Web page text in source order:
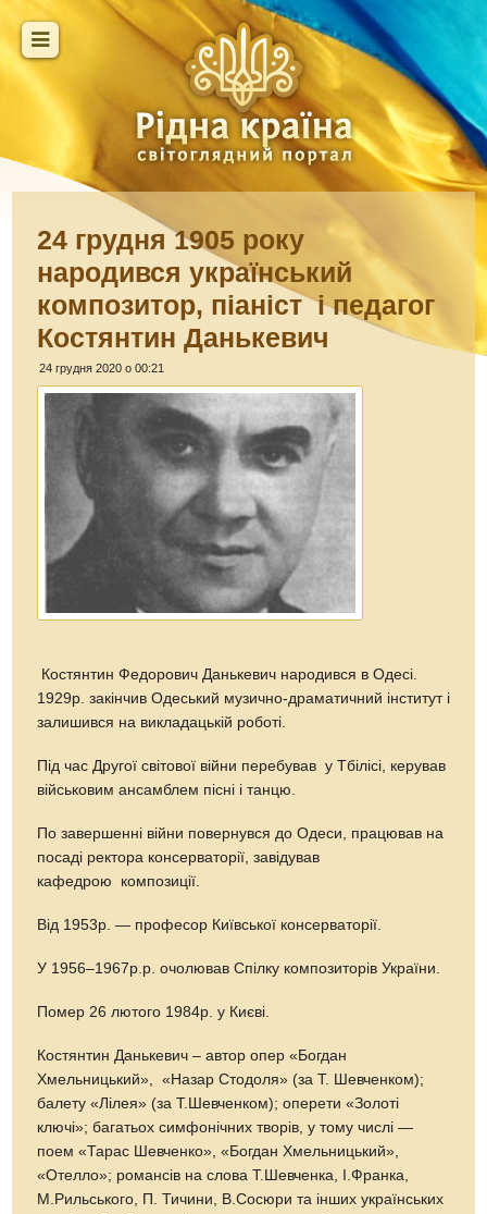
24 грудня 1905 року
народився український
композитор, піаніст і педагог
Костянтин Данькевич
24 грудня 2020 о 00:21
Костянтин Федорович Данькевич народився в Одесі.
1929р. закінчив Одеський музично-драматичний інститут і
залишився на викладацькій роботі.
Під час Другої світової війни перебував у Тбілісі, керував
військовим ансамблем пісні і танцю.
По завершенні війни повернувся до Одеси, працював на
посаді ректора консерваторії, завідував
кафедрою композиції.
Від 1953р. — професор Київської консерваторії.
У 1956–1967р.р. очолював Спілку композиторів України.
Помер 26 лютого 1984р. у Києві.
Костянтин Данькевич – автор опер «Богдан
Хмельницький», «Назар Стодоля» (за Т. Шевченком);
балету «Лілея» (за Т.Шевченком); оперети «Золоті
ключі»; багатьох симфонічних творів, у тому числі —
поем «Тарас Шевченко», «Богдан Хмельницький»,
«Отелло»; романсів на слова Т.Шевченка, І.Франка,
М.Рильського, П. Тичини, В.Сосюри та інших українських